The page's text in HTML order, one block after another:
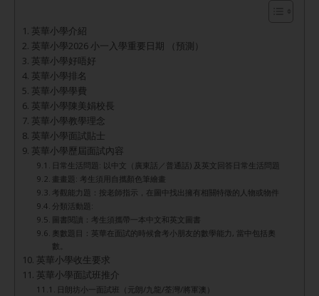
英華小學介紹
英華小學2026 小一入學重要日期 （預測）
英華小學好唔好
英華小學排名
英華小學學費
英華小學陳美娟校長
英華小學教學理念
英華小學面試貼士
英華小學歷屆面試內容
日常生活問題: 以中文（廣東話／普通話) 及英文回答日常生活問題
畫畫題: 考生須用自攜顏色筆繪畫
考觀能力題：按老師指示，在圖中找出擁有相關特徵的人物或物件
分類活動題:
圖書閱讀：考生須攜帶一本中文和英文圖書
奧數題目：英華在面試的時候會考小朋友的數學能力, 當中包括奧
數。
英華小學收生要求
英華小學面試班推介
日朗坊小一面試班（元朗/九龍/荃灣/將軍澳）